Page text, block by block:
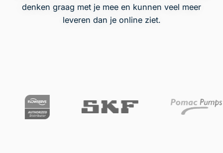
denken graag met je mee en kunnen veel meer
leveren dan je online ziet.